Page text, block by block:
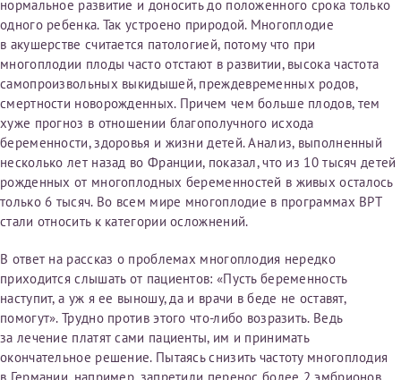
нормальное развитие и доносить до положенного срока только
одного ребенка. Так устроено природой. Многоплодие
в акушерстве считается патологией, потому что при
многоплодии плоды часто отстают в развитии, высока частота
самопроизвольных выкидышей, преждевременных родов,
смертности новорожденных. Причем чем больше плодов, тем
хуже прогноз в отношении благополучного исхода
беременности, здоровья и жизни детей. Анализ, выполненный
несколько лет назад во Франции, показал, что из 10 тысяч детей
рожденных от многоплодных беременностей в живых осталось
только 6 тысяч. Во всем мире многоплодие в программах ВРТ
стали относить к категории осложнений.
В ответ на рассказ о проблемах многоплодия нередко
приходится слышать от пациентов: «Пусть беременность
наступит, а уж я ее выношу, да и врачи в беде не оставят,
помогут». Трудно против этого что-либо возразить. Ведь
за лечение платят сами пациенты, им и принимать
окончательное решение. Пытаясь снизить частоту многоплодия
налогоплательщика* (основной разворот с фотографией,
вашими данными и местом выдачи)